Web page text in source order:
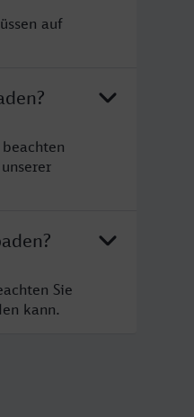
auf
Sie
kann.